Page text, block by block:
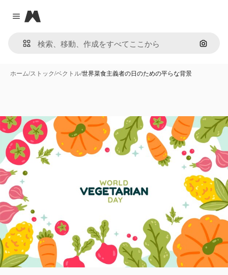
Close menu
Magnific
画像で
ホーム/ストック/ベクトル/世界菜食主義者の日のための平らな背景